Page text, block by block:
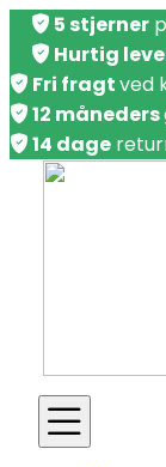
5 stjerner
Hurtig
Fri fragtved
12 måneders
14 dage